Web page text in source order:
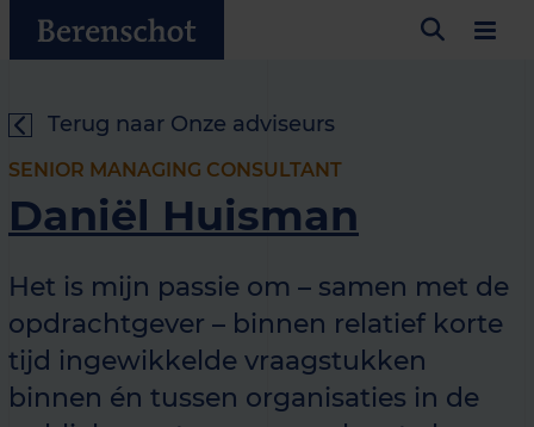
Terug naar Onze adviseurs
SENIOR MANAGING CONSULTANT
Daniël Huisman
Het is mijn passie om – samen met de
opdrachtgever – binnen relatief korte
tijd ingewikkelde vraagstukken
binnen én tussen organisaties in de